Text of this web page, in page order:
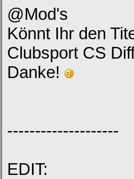
@Mod's
Könnt Ihr den
Clubsport CS
Danke!
--------------------
EDIT: